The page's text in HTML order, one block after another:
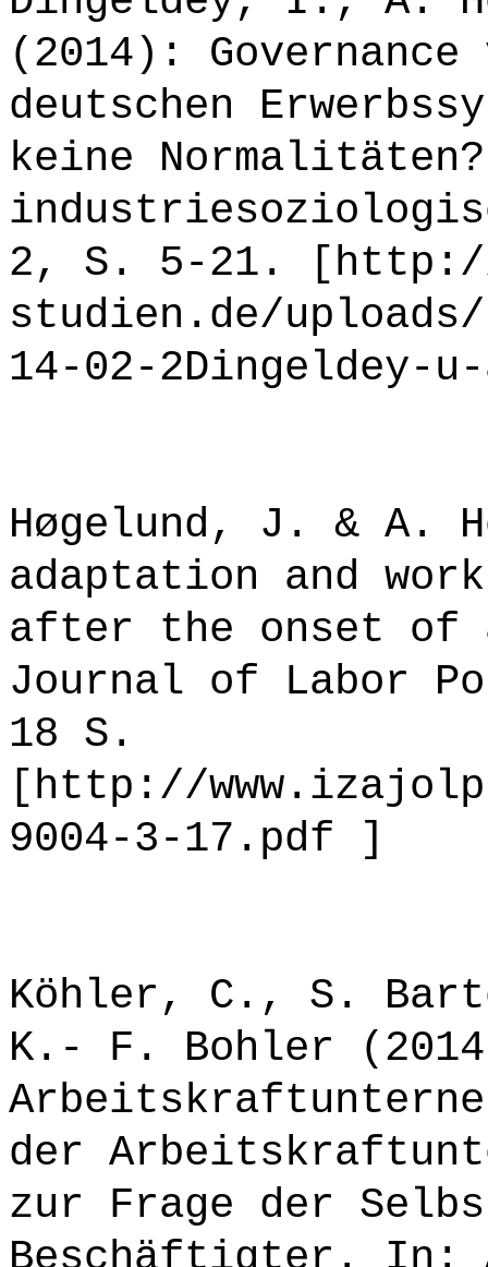
(2014):
deutschen
keine
2, S. 5-21. [http://
studien.de/
14-02-
Høgelund, J. & A.
adaptation and
after the onset
Journal of Labor
18 S.
[http://
9004-3-17.pdf ]
Köhler, C., S.
K.- F. Bohler
der
zur Frage der